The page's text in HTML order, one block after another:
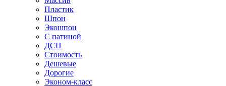
Пластик
Шпон
Экошпон
С патиной
ДСП
Стоимость
Дешевые
Дорогие
Эконом-класс